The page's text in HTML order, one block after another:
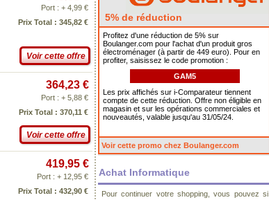
Port : + 4,99 €
Prix Total : 345,82 €
Voir cette offre
364,23 €
Port : + 5,88 €
Prix Total : 370,11 €
Voir cette offre
419,95 €
Port : + 12,95 €
Prix Total : 432,90 €
5% de réduction
Profitez d'une réduction de 5% sur
Boulanger.com pour l'achat d'un produit gros
électroménager (à partir de 449 euro). Pour en
profiter, saisissez le code promotion :
GAM5
Les prix affichés sur i-Comparateur tiennent
compte de cette réduction. Offre non éligible en
magasin et sur les opérations commerciales et
nouveautés, valable jusqu'au 31/05/24.
Voir cette promo chez Boulanger.com
Achat Informatique
Pour continuer votre shopping, vous pouvez si